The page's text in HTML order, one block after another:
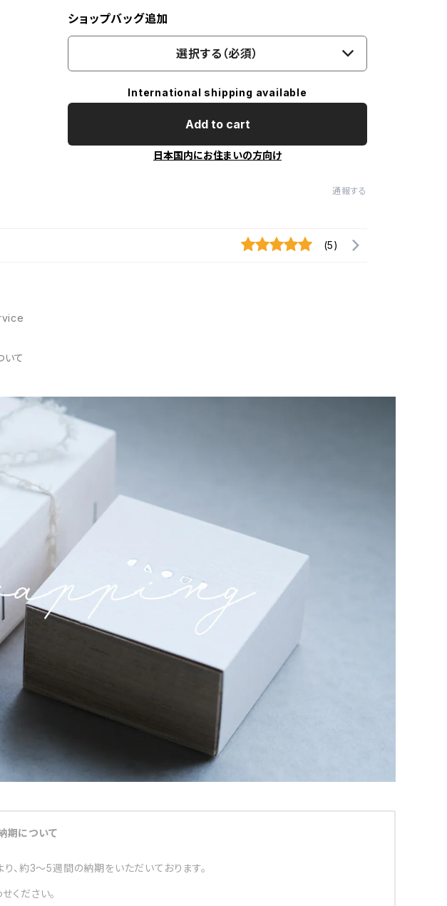
ショップバッグ追加
選択する（必須）
International shipping available
Add to cart
日本国内にお住まいの方向け
通報する
(5)
いて
期について
、約3～5週間の納期をいただいております。
ください。